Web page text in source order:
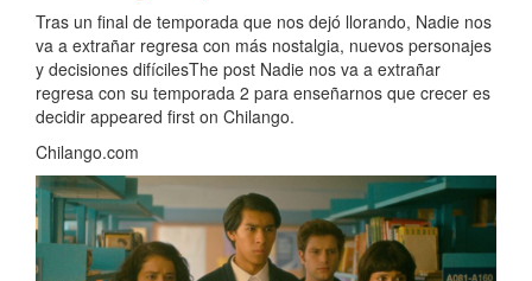
Tras un final de temporada que nos dejó llorando, Nadie nos
va a extrañar regresa con más nostalgia, nuevos personajes
y decisiones difícilesThe post Nadie nos va a extrañar
regresa con su temporada 2 para enseñarnos que crecer es
decidir appeared first on Chilango.
Chilango.com